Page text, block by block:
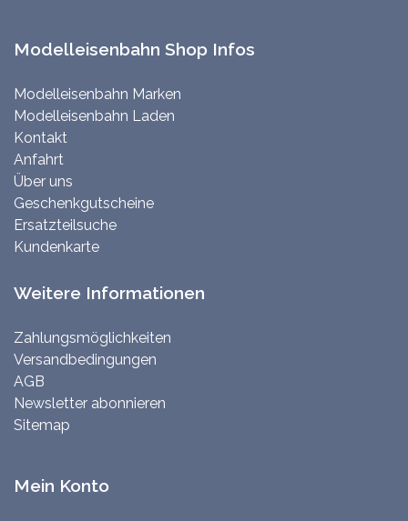
Modelleisenbahn Shop Infos
Modelleisenbahn Marken
Modelleisenbahn Laden
Kontakt
Anfahrt
Über uns
Geschenkgutscheine
Ersatzteilsuche
Kundenkarte
Weitere Informationen
Zahlungsmöglichkeiten
Versandbedingungen
AGB
Newsletter abonnieren
Sitemap
Mein Konto